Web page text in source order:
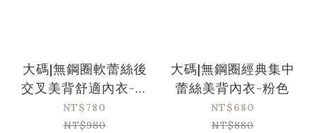
大碼|無鋼圈軟蕾絲後
交叉美背舒適內衣-灰
色
NT$780
NT$980
大碼|無鋼圈經典集中
蕾絲美背內衣-粉色
NT$680
NT$880